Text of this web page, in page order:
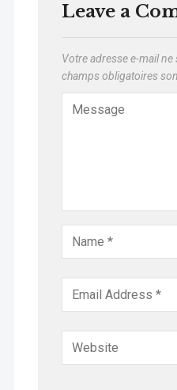
Leave a
Votre adresse e-mail ne
champs obligatoires